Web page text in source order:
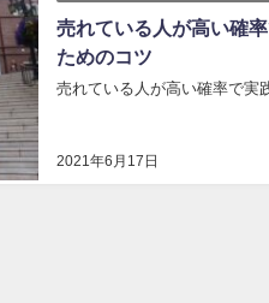
売れている人が高い確
ためのコツ
2021年6月17日
売れている人が高い確率で実